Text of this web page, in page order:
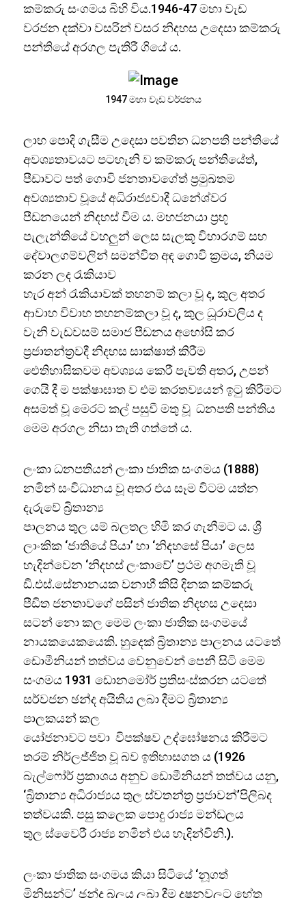
කම්කරු සංගමය බිහි විය.1946-47 මහා වැඩ
වරජන දක්වා වසරින් වසර නිදහස උදෙසා කම්කරු
පන්තියේ අරගල පැතිරී ගියේ ය.
1947 මහා වැඩ වර්ජනය
ලාභ පොදි ගැසීම උදෙසා පවතින ධනපති පන්තියේ
අවශ්‍යතාවයට පටහැනි ව කම්කරු පන්තියේත්,
පීඩාවට පත් ගොවි ජනතාවගේත් ප්‍රමුඛතම
අවශ්‍යතාව වූයේ අධිරාජ්‍යවාදී ධනේශ්වර
පීඩනයෙන් නිදහස් වීම ය. මහජනයා ප්‍රභූ
පැලැන්තියේ වහලුන් ලෙස සැලකූ විහාරගම් සහ
දේවාලගම්වලින් සමන්විත අඳ ගොවි ක්‍රමය, නියම
කරන ලද රැකියාව
හැර අන් රැකියාවක් තහනම් කලා වූ ද, කුල අතර
ආවාහ විවාහ තහනම්කලා වූ ද, කුල ධූරාවලිය ද
වැනි වැඩවසම් සමාජ පීඩනය අහෝසි කර
ප්‍රජාතන්ත්‍රවදී නිදහස සාක්ෂාත් කිරීම
ඓතිහාසිකවම අවශ්‍යය කෙරී පැවති අතර, උපන්
ගෙයි දී ම පක්ෂාඝාත ව එම කරතව්‍යයන් ඉටු කිරීමට
අසමත් වූ මෙරට කල් පසුවී මතු වූ ධනපති පන්තිය
මෙම අරගල නිසා තැති ගත්තේ ය.
ලංකා ධනපතියන් ලංකා ජාතික සංගමය (1888)
නමින් සංවිධානය වූ අතර එය සෑම විටම යත්න
දැරුවේ බ්‍රිතාන්‍ය
පාලනය තුල යම් බලතල හිමි කර ගැනීමට ය. ශ්‍රී
ලාංකික ‘ජාතියේ පියා’ හා ‘නිදහසේ පියා’ ලෙස
හැදින්වෙන ‘නිදහස් ලංකාවේ’ ප්‍රථම අගමැති වූ
ඩී.එස්.සේනානයක වනාහී කිසි දිනක කම්කරු
පීඩිත ජනතාවගේ පසින් ජාතික නිදහස උදෙසා
සටන් නො කල මෙම ලංකා ජාතික සංගමයේ
නායකයෙකයෙකි. හුදෙක් බ්‍රිතාන්‍ය පාලනය යටතේ
ඩොමීනියන් තත්වය වෙනුවෙන් පෙනී සිටි මෙම
සංගමය 1931 ඩොනමෝර් ප්‍රතිසංස්කරන යටතේ
සර්වජන ඡන්ද අයිතිය ලබා දීමට බ්‍රිතාන්‍ය
පාලකයන් කල
යෝජනාවට පවා විපක්ෂව උද්ඝෝෂනය කිරීමට
තරම් නිර්ලජ්ජිත වූ බව ඉතිහාසගත ය (1926
බැල්ෆෝර් ප්‍රකාශය අනුව ඩොමීනියන් තත්වය යනු,
‘බ්‍රිතාන්‍ය අධිරාජ්‍යය තුල ස්වතන්ත්‍ර ප්‍රජාවන්’පිලිබද
තත්වයකි. පසු කලෙක පොදු රාජ්‍ය මන්ඩලය
තුල ස්වෛරී රාජ්‍ය නමින් එය හැදින්විනි.).
ලංකා ජාතික සංගමය කියා සිටියේ ‘නූගත්
මිනිසුන්ට’ ඡන්ද බලය ලබා දීම දූෂනවලට හේතු